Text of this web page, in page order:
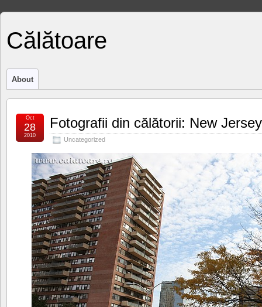
Călătoare
About
Fotografii din călătorii: New Jersey
Uncategorized
Oct
28
2010